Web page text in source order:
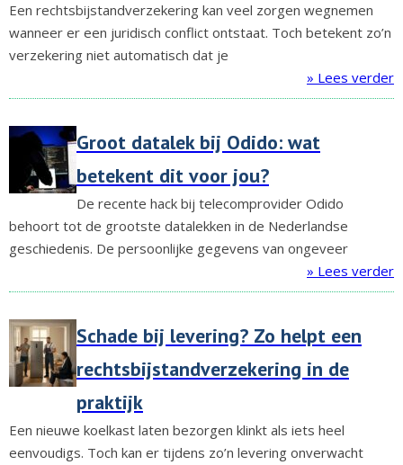
Een rechtsbijstandverzekering kan veel zorgen wegnemen
wanneer er een juridisch conflict ontstaat. Toch betekent zo’n
verzekering niet automatisch dat je
» Lees verder
Groot datalek bij Odido: wat
betekent dit voor jou?
De recente hack bij telecomprovider Odido
behoort tot de grootste datalekken in de Nederlandse
geschiedenis. De persoonlijke gegevens van ongeveer
» Lees verder
Schade bij levering? Zo helpt een
rechtsbijstandverzekering in de
praktijk
Een nieuwe koelkast laten bezorgen klinkt als iets heel
eenvoudigs. Toch kan er tijdens zo’n levering onverwacht